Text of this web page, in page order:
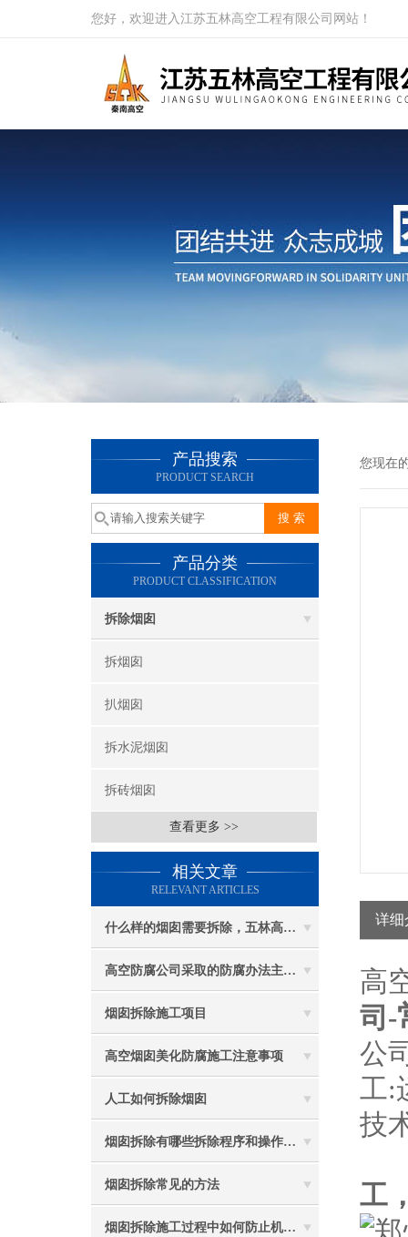
您好，欢迎进入江苏五林高空工程有限公司网站！
产品搜索
PRODUCT SEARCH
产品分类
PRODUCT CLASSIFICATION
拆除烟囱
拆烟囱
扒烟囱
拆水泥烟囱
拆砖烟囱
查看更多 >>
相关文章
RELEVANT ARTICLES
什么样的烟囱需要拆除，五林高空烟囱拆除讲与你听
高空防腐公司采取的防腐办法主要有哪些？
烟囱拆除施工项目
高空烟囱美化防腐施工注意事项
人工如何拆除烟囱
烟囱拆除有哪些拆除程序和操作规定
烟囱拆除常见的方法
烟囱拆除施工过程中如何防止机械伤害
您现在
详细
高
司-
公
工:
技
工